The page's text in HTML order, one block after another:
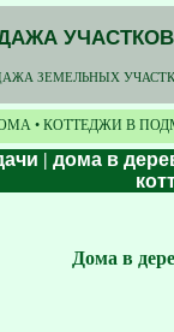
ЗЕМЕЛЬНЫХ
• КОТТЕДЖИ В
| дома в
Дома в